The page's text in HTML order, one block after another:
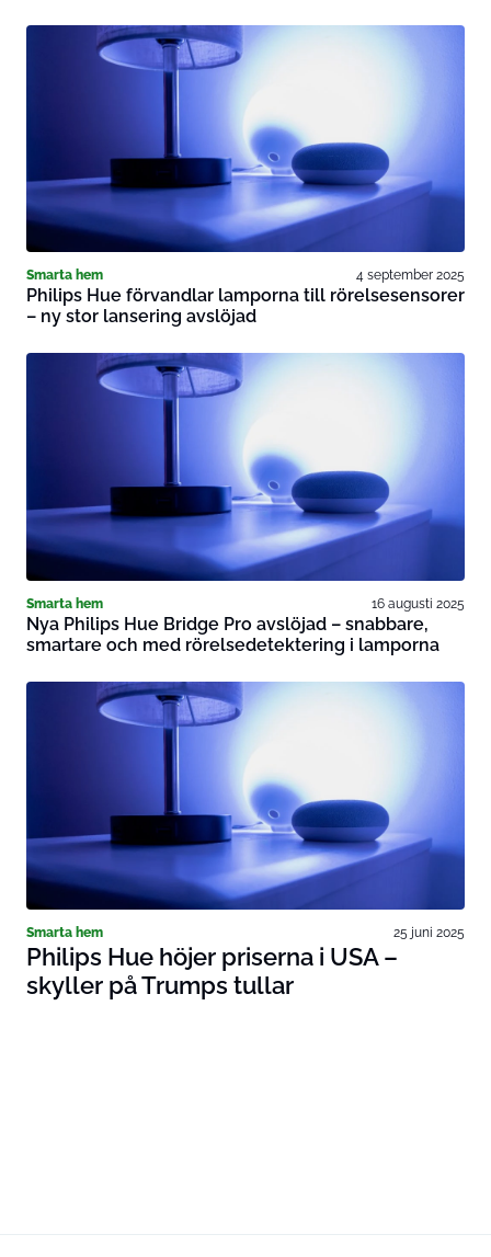
Smarta hem 4 september 2025
Philips Hue förvandlar lamporna till rörelsesensorer
– ny stor lansering avslöjad
Smarta hem 16 augusti 2025
Nya Philips Hue Bridge Pro avslöjad – snabbare,
smartare och med rörelsedetektering i lamporna
Smarta hem 25 juni 2025
Philips Hue höjer priserna i USA –
skyller på Trumps tullar